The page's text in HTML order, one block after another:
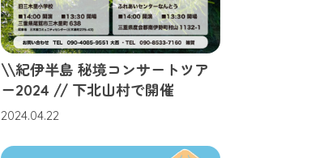
\\紀伊半島 秘境コンサートツア
ー2024 // 下北山村で開催
2024.04.22